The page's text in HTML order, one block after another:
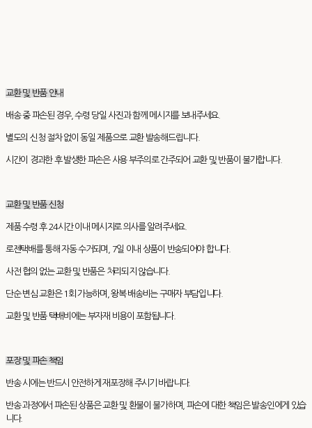
교환 및 반품 안내
배송 중 파손된 경우, 수령 당일 사진과 함께 메시지를 보내주세요.
별도의 신청 절차 없이 동일 제품으로 교환 발송해드립니다.
시간이 경과한 후 발생한 파손은 사용 부주의로 간주되어 교환 및 반품이 불가합니다.
교환 및 반품 신청
제품 수령 후 24시간 이내 메시지로 의사를 알려주세요.
로젠택배를 통해 자동 수거되며, 7일 이내 상품이 반송되어야 합니다.
사전 협의 없는 교환 및 반품은 처리되지 않습니다.
단순 변심 교환은 1회 가능하며, 왕복 배송비는 구매자 부담입니다.
교환 및 반품 택배비에는 부자재 비용이 포함됩니다.
포장 및 파손 책임
반송 시에는 반드시 안전하게 재포장해 주시기 바랍니다.
반송 과정에서 파손된 상품은 교환 및 환불이 불가하며, 파손에 대한 책임은 발송인에게 있습
니다.